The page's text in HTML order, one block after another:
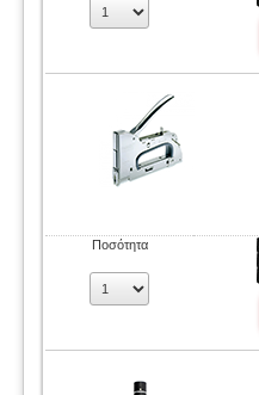
Ποσότητα